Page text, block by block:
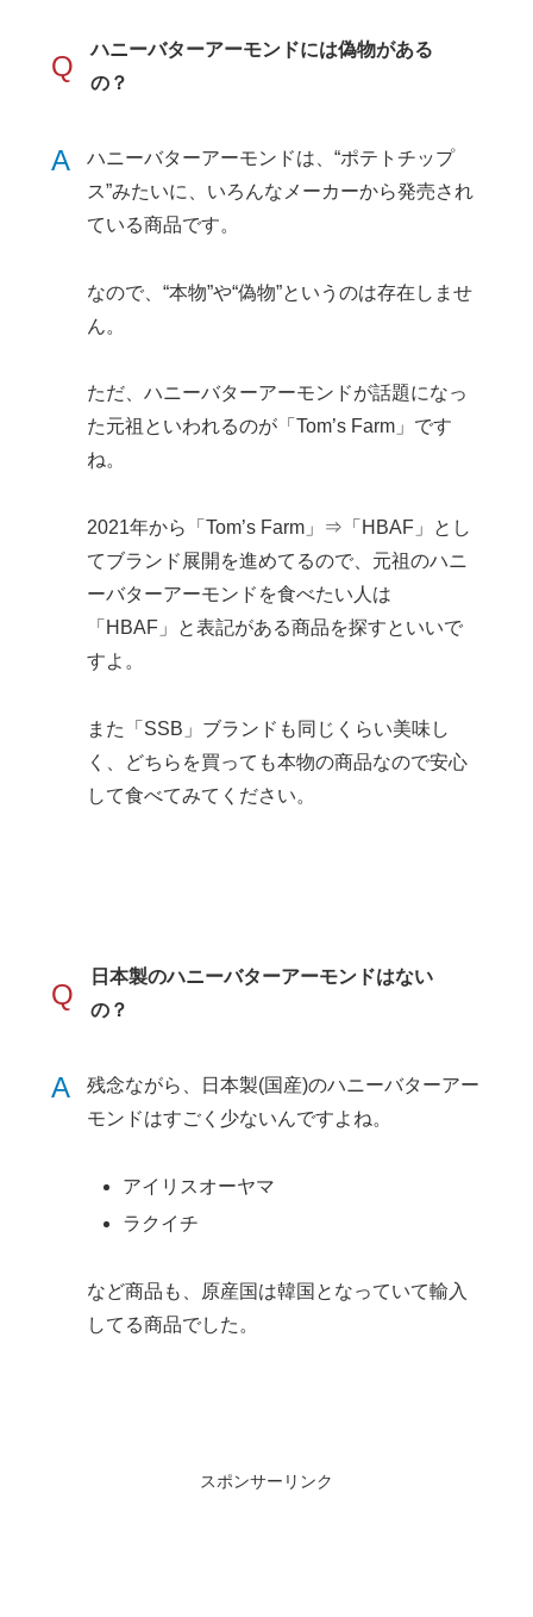
Q
ハニーバターアーモンドには偽物がある
の？
A
ハニーバターアーモンドは、“ポテトチップ
ス”みたいに、いろんなメーカーから発売され
ている商品です。
なので、“本物”や“偽物”というのは存在しませ
ん。
ただ、ハニーバターアーモンドが話題になっ
た元祖といわれるのが「Tom’s Farm」です
ね。
2021年から「Tom’s Farm」⇒「HBAF」とし
てブランド展開を進めてるので、元祖のハニ
ーバターアーモンドを食べたい人は
「HBAF」と表記がある商品を探すといいで
すよ。
また「SSB」ブランドも同じくらい美味し
く、どちらを買っても本物の商品なので安心
して食べてみてください。
Q
日本製のハニーバターアーモンドはない
の？
A
残念ながら、日本製(国産)のハニーバターアー
モンドはすごく少ないんですよね。
アイリスオーヤマ
ラクイチ
など商品も、原産国は韓国となっていて輸入
してる商品でした。
スポンサーリンク